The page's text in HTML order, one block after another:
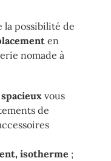
la possibilité de
en
nomade à
vous
de
isotherme ;